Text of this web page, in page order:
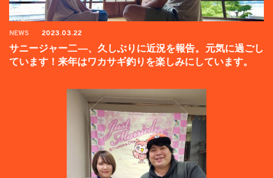
NEWS 2023.03.22
サニージャー二―、久しぶりに近況を報告。元気に過ごし
ています！来年はワカサギ釣りを楽しみにしています。